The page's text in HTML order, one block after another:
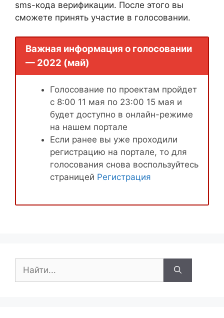
sms-кода верификации. После этого вы
сможете принять участие в голосовании.
Важная информация о голосовании
— 2022 (май)
Голосование по проектам пройдет
с 8:00 11 мая по 23:00 15 мая и
будет доступно в онлайн-режиме
на нашем портале
Если ранее вы уже проходили
регистрацию на портале, то для
голосования снова воспользуйтесь
страницей Регистрация